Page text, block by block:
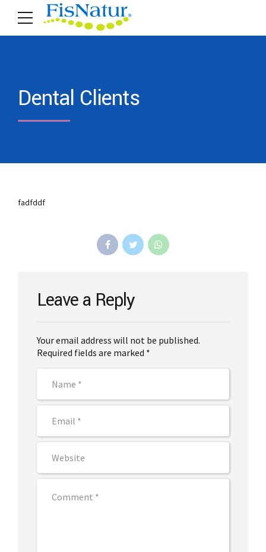
Dental Clients
fadfddf
Leave a Reply
Your email address will not be published.
Required fields are marked *